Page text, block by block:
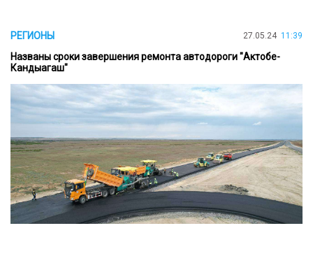
РЕГИОНЫ 27.05.24 11:39
Названы сроки завершения ремонта автодороги "Актобе-
Кандыагаш"